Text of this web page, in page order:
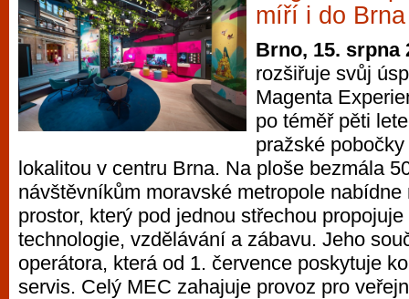
míří i do Brna
Brno, 15. srpna
rozšiřuje svůj
Magenta
po téměř pěti
pražské
lokalitou v centru Brna. Na ploše bezmála
návštěvníkům moravské metropole
prostor, který pod jednou střechou
technologie, vzdělávání a zábavu. Jeho
operátora, která od 1. července poskytuje
servis. Celý MEC zahajuje provoz pro